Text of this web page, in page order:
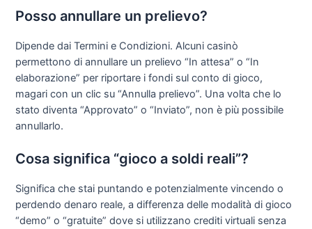
Posso annullare un prelievo?
Dipende dai Termini e Condizioni. Alcuni casinò
permettono di annullare un prelievo “In attesa” o “In
elaborazione” per riportare i fondi sul conto di gioco,
magari con un clic su “Annulla prelievo”. Una volta che lo
stato diventa “Approvato” o “Inviato”, non è più possibile
annullarlo.
Cosa significa “gioco a soldi reali”?
Significa che stai puntando e potenzialmente vincendo o
perdendo denaro reale, a differenza delle modalità di gioco
“demo” o “gratuite” dove si utilizzano crediti virtuali senza